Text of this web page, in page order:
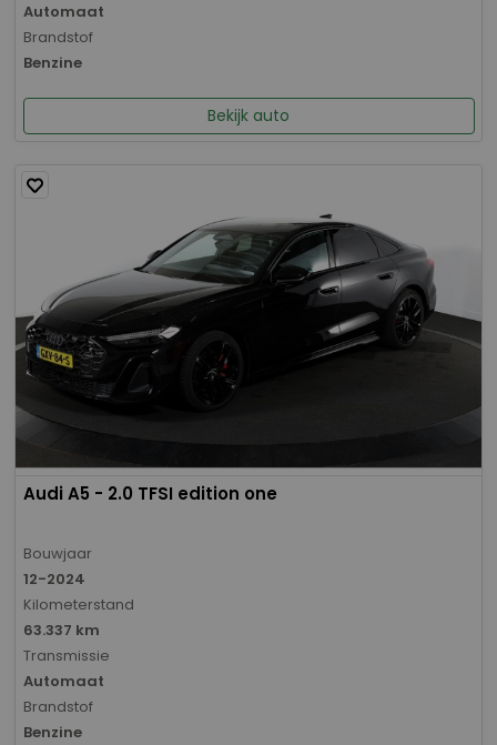
Automaat
Brandstof
Benzine
Bekijk auto
Audi A5 - 2.0 TFSI edition one
Bouwjaar
12-2024
Kilometerstand
63.337 km
Transmissie
Automaat
Brandstof
Benzine